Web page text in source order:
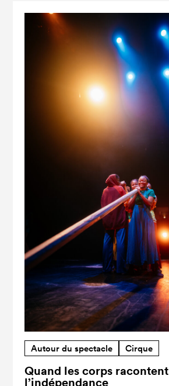
Autour du spectacle Cirque
Quand les corps racontent
l’indépendance